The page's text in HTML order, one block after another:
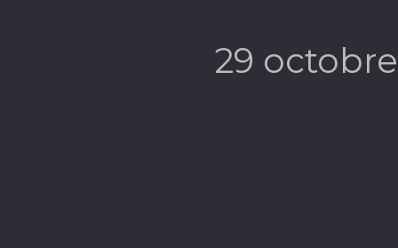
29